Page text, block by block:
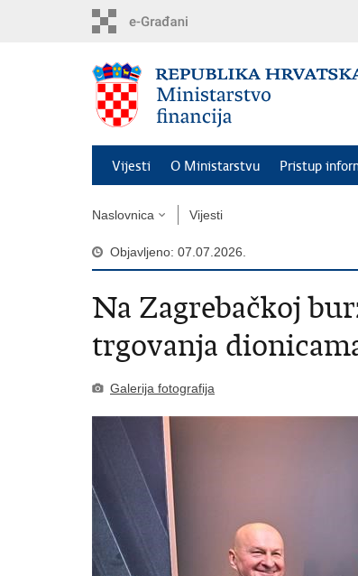
Vijesti O Ministarstvu Pristup
Naslovnica Vijesti
Objavljeno: 07.07.2026.
Na Zagrebačkoj
trgovanja
Galerija fotografija